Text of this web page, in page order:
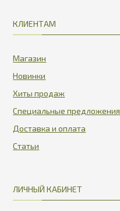
КЛИЕНТАМ
Магазин
Новинки
Хиты продаж
Специальные предложения
Доставка и оплата
Статьи
ЛИЧНЫЙ КАБИНЕТ